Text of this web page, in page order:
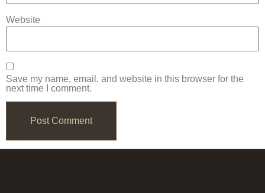
Website
Save my name, email, and website in this browser for the
next time I comment.